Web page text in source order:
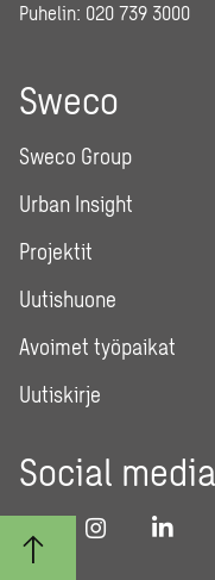
Puhelin: 020 739 3000
Sweco
Sweco Group
Urban Insight
Projektit
Uutishuone
Avoimet työpaikat
Uutiskirje
Social media